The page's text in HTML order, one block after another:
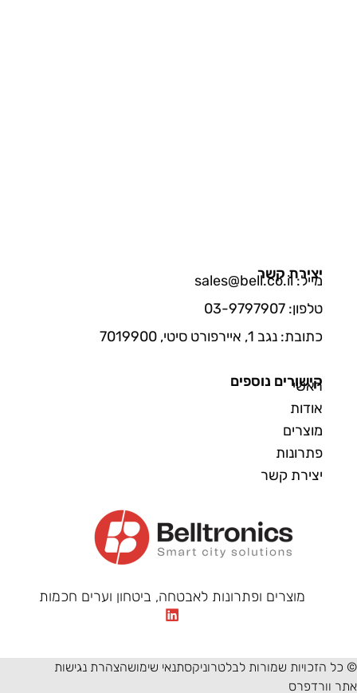
מוצרים ופתרונות לאבטחה, ביטחון וערים חכמות
קישורים נוספים
ראשי
אודות
מוצרים
פתרונות
יצירת קשר
יצירת קשר
מייל: sales@bell.co.il
טלפון: 03-9797907
כתובת: נגב 1, איירפורט סיטי, 7019900
© כל הזכויות שמורות לבלטרוניקסתנאי שימושהצהרת נגישות
אתר וורדפרס